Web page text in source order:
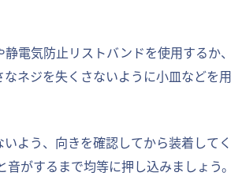
電気防止リストバンドを使用するか
ネジを失くさないように小皿などを
よう、向きを確認してから装着して
がするまで均等に押し込みましょう。